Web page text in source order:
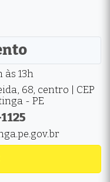
às 13h
68, centro | CEP
- PE